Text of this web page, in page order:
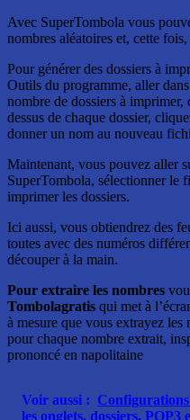
Avec SuperTombola vous
nombres aléatoires et, cette
Pour générer des dossiers à
Outils du programme, aller
nombre de dossiers à
dessus de chaque dossier,
donner un nom au nouveau
Maintenant, vous pouvez aller
SuperTombola, sélectionner le
imprimer les dossiers.
Ici aussi, vous obtiendrez des
toutes avec des numéros
découper à la main.
Pour extraire les nombres
Tombolagratis qui met à
à mesure que vous extrayez
pour chaque nombre extrait,
prononcé en napolitaine
Voir aussi :
les onglets, dossiers, POP3